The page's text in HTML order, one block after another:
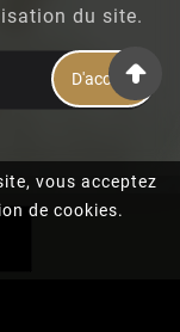
vous acceptez
de cookies.
du site.
D'accord